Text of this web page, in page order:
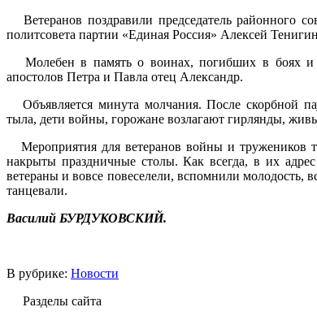
Ветеранов поздравили председатель районного
политсовета партии «Единая Россия» Алексей
Молебен в память о воинах, погибших в боях и
апостолов Петра и Павла отец Александр.
Объявляется минута молчания. После скорбной
тыла, дети войны, горожане возлагают гирлянды,
Мероприятия для ветеранов войны и тружеников
накрыты праздничные столы. Как всегда, в их
ветераны и вовсе повеселели, вспомнили
танцевали.
Василий БУРДУКОВСКИЙ.
В рубрике: Новости
Разделы сайта